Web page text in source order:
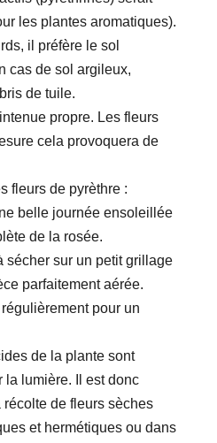
les plantes aromatiques).
il préfère le sol
cas de sol argileux,
de tuile.
propre. Les fleurs
cela provoquera de
fleurs de pyrèthre :
belle journée ensoleillée
de la rosée.
sécher sur un petit grillage
parfaitement aérée.
pour un
de la plante sont
la lumière. Il est donc
de fleurs sèches
et hermétiques ou dans